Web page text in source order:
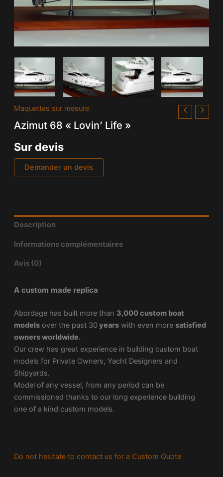
Maquettes sur mesure
Azimut 68 « Lovin’ Life »
Sur devis
Demander un devis
Description
Informations complémentaires
Avis (0)
A custom made replica
Abordage has built more than 3,000 custom boat
modelsover the past 30 yearswith even more satisfied
owners worldwide.
Our crew has great experience in building custom boat
models for Private Owners, Yacht Designers and
Shipyards.
Model of any vessel, from any period can be
commissioned thanks to our long experience building
one of a kind custom models.
Do not hesitate to contact us for a Custom Quote